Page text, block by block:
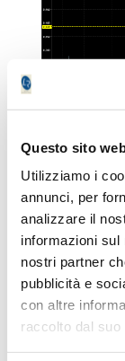
Questo sito
Utilizziamo i
annunci, per
analizzare il
informazioni
nostri partner
pubblicità e
con altre
raccolto dal
Un ritorno
stretto,
rialzista,
Azione di
webinar